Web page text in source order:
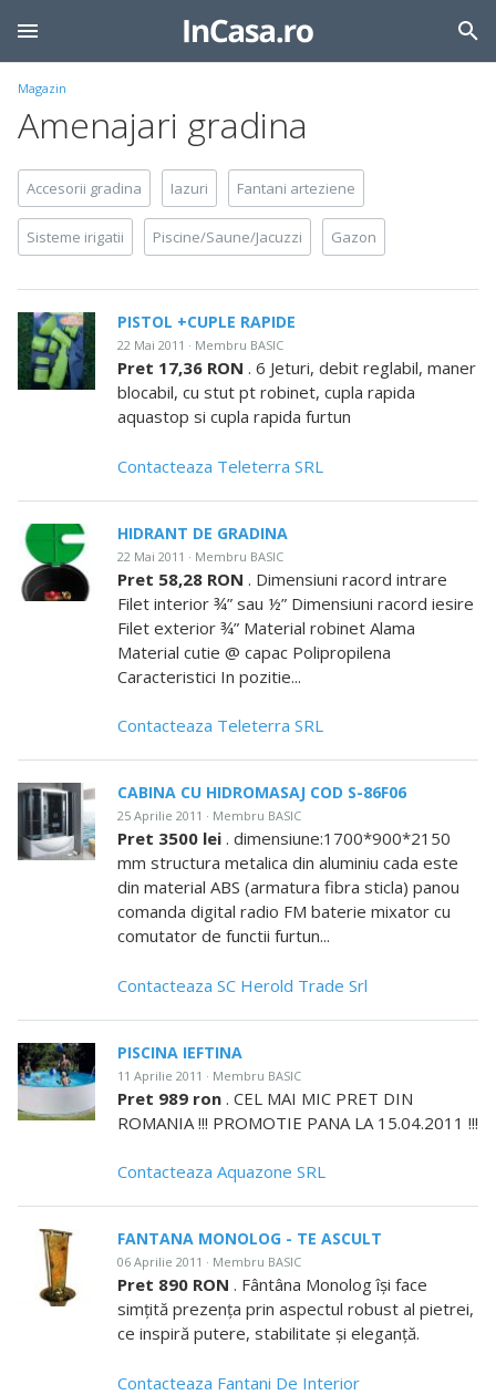
Magazin
Amenajari gradina
Accesorii gradina Iazuri Fantani arteziene
Sisteme irigatii Piscine/Saune/Jacuzzi Gazon
PISTOL +CUPLE RAPIDE
22 Mai 2011 · Membru BASIC
Pret 17,36 RON . 6 Jeturi, debit reglabil, maner
blocabil, cu stut pt robinet, cupla rapida
aquastop si cupla rapida furtun
Contacteaza Teleterra SRL
HIDRANT DE GRADINA
22 Mai 2011 · Membru BASIC
Pret 58,28 RON . Dimensiuni racord intrare
Filet interior ¾” sau ½” Dimensiuni racord iesire
Filet exterior ¾” Material robinet Alama
Material cutie @ capac Polipropilena
Caracteristici In pozitie...
Contacteaza Teleterra SRL
CABINA CU HIDROMASAJ COD S-86F06
25 Aprilie 2011 · Membru BASIC
Pret 3500 lei . dimensiune:1700*900*2150
mm structura metalica din aluminiu cada este
din material ABS (armatura fibra sticla) panou
comanda digital radio FM baterie mixator cu
comutator de functii furtun...
Contacteaza SC Herold Trade Srl
PISCINA IEFTINA
11 Aprilie 2011 · Membru BASIC
Pret 989 ron . CEL MAI MIC PRET DIN
ROMANIA !!! PROMOTIE PANA LA 15.04.2011 !!!
Contacteaza Aquazone SRL
FANTANA MONOLOG - TE ASCULT
06 Aprilie 2011 · Membru BASIC
Pret 890 RON . Fântâna Monolog îşi face
simţită prezenţa prin aspectul robust al pietrei,
ce inspiră putere, stabilitate şi eleganţă.
Contacteaza Fantani De Interior